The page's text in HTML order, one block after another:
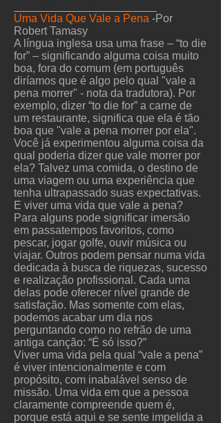
Uma Vida Que Vale a Pena -Por
Robert Tamasy
A língua inglesa usa uma frase – “to die
for” – significando alguma coisa muito
boa, fora do comum (em português
diríamos que é algo pelo qual "vale a
pena morrer" - nota da tradutora). Por
exemplo, dizer “to die for” a carne de
um restaurante, significa que ela é tão
boa que "vale a pena morrer por ela".
Você já experimentou alguma coisa da
qual poderia dizer que vale morrer por
ela? Talvez uma comida, o destino de
uma viagem ou uma experiência que
tenha ultrapassado suas expectativas.
E viver uma vida que vale a pena?
Para alguns pode significar imersão
em passatempos favoritos, como
pescar, jogar golfe, ouvir música ou
viajar. Outros podem pensar numa vida
dedicada à busca de riquezas, sucesso
e realização profissional. Cada uma
delas pode oferecer nível grande de
satisfação. Mas somente com elas,
podemos acabar um dia nos
perguntando como no refrão de uma
antiga canção: “É só isso?”
Viver uma vida pela qual “vale a pena”
é viver intencionalmente e com
propósito, com inabalável senso de
missão. Uma vida em que a pessoa
claramente compreende quem é,
porque está aqui e se sente impelida a